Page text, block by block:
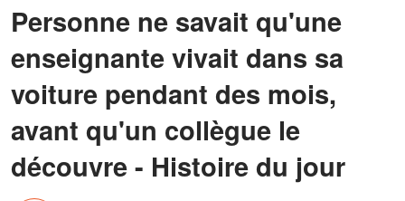
Personne ne savait qu'une
enseignante vivait dans sa
voiture pendant des mois,
avant qu'un collègue le
découvre - Histoire du jour